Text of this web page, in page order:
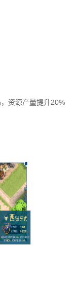
资源产量提升20%